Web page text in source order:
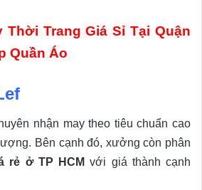
Thời Trang Giá Sỉ Tại Quận
Quần Áo
nhận may theo tiêu chuẩn cao
Bên cạnh đó, xưởng còn phân
rẻ ở TP HCM với giá thành cạnh